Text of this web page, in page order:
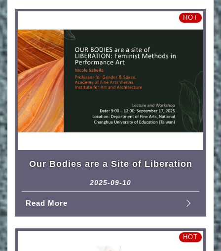
HOT
Our Bodies are a Site of Liberation
2025-09-10
Read More
HOT